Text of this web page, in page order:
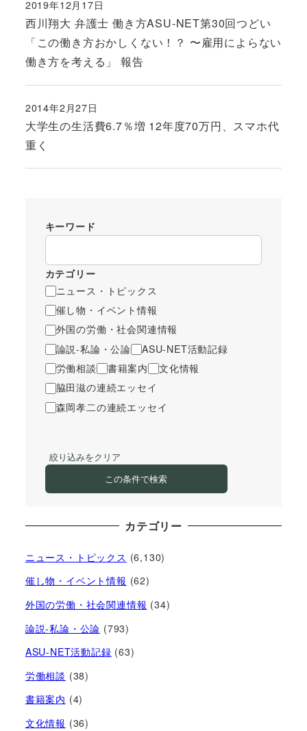
西川翔大 弁護士 働き方ASU-NET第30回つどい
「この働き方おかしくない！？ 〜雇用によらない
働き方を考える」 報告
投稿日
2019年12月17日
大学生の生活費6.7％増 12年度70万円、スマホ代
重く
投稿日
2014年2月27日
キーワード
カテゴリー
ニュース・トピックス
催し物・イベント情報
外国の労働・社会関連情報
論説-私論・公論
ASU-NET活動記録
労働相談
書籍案内
文化情報
脇田滋の連続エッセイ
森岡孝二の連続エッセイ
絞り込みをクリア
この条件で検索
カテゴリー
ニュース・トピックス (6,130)
催し物・イベント情報 (62)
外国の労働・社会関連情報 (34)
論説-私論・公論 (793)
ASU-NET活動記録 (63)
労働相談 (38)
書籍案内 (4)
文化情報 (36)